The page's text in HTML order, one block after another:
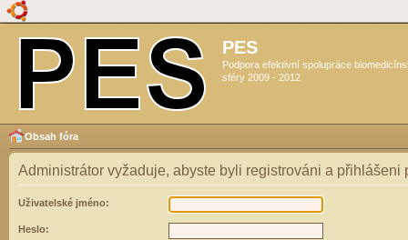
PES
Podpora efektivní spolupráce
sféry 2009 - 2012
Obsah fóra
Administrátor vyžaduje, abyste byli registrováni a přihlášeni
Uživatelské jméno:
Heslo: